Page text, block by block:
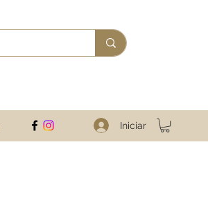
Iniciar